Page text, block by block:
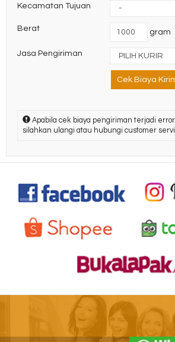
Kecamatan Tujuan
Berat gram
Jasa Pengiriman
Cek Biaya
Apabila cek biaya pengiriman terjadi
silahkan ulangi atau hubungi customer